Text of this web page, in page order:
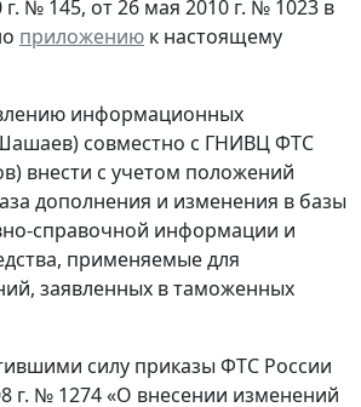
г. № 145, от 26 мая 2010 г. № 1023 в
приложению к настоящему
информационных
совместно с ГНИВЦ ФТС
внести с учетом положений
дополнения и изменения в базы
справочной информации и
применяемые для
заявленных в таможенных
силу приказы ФТС России
г. № 1274 «О внесении изменений